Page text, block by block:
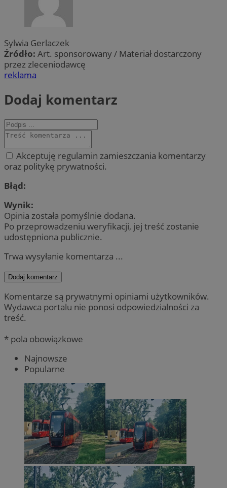
Sylwia Gerlaczek
Źródło: Art. sponsorowany / Materiał dostarczony
przez zleceniodawcę
reklama
Dodaj komentarz
Akceptuję regulamin zamieszczania komentarzy
oraz politykę prywatności.
Błąd:
Wynik:
Opinia została pomyślnie dodana.
Po przeprowadzeniu weryfikacji, jej treść zostanie
udostępniona publicznie.
Trwa wysyłanie komentarza ...
Dodaj komentarz
Komentarze są prywatnymi opiniami użytkowników.
Wydawca portalu nie ponosi odpowiedzialności za
treść.
* pola obowiązkowe
Najnowsze
Popularne